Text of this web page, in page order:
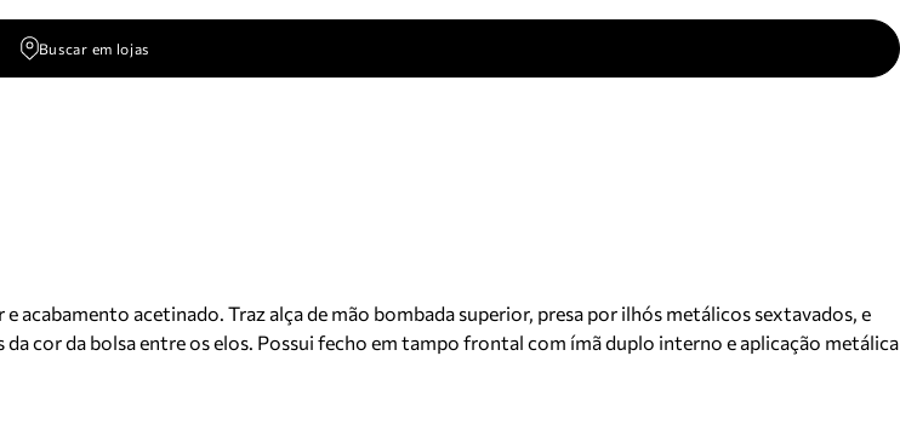
Buscar em lojas
acetinado. Traz alça de mão bombada superior, presa por ilhós metálicos sextavados, e
cor da bolsa entre os elos. Possui fecho em tampo frontal com ímã duplo interno e aplicação metálica